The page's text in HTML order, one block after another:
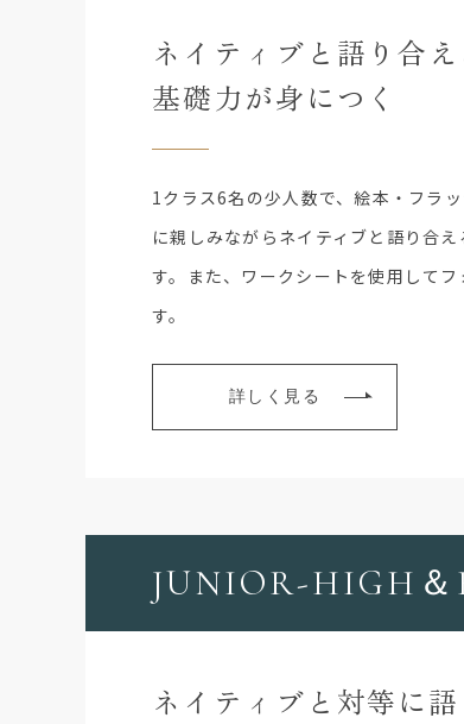
ネイティブと語り合え
基礎力が身につく
1クラス6名の少人数で、絵本・フラ
に親しみながらネイティブと語り合
す。また、ワークシートを使用して
す。
詳しく見る
JUNIOR-HIGH
ネイティブと対等に